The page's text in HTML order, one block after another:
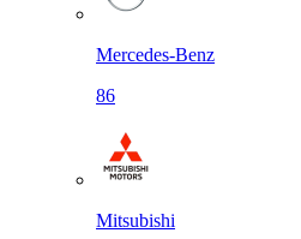
Mercedes-Benz
86
Mitsubishi